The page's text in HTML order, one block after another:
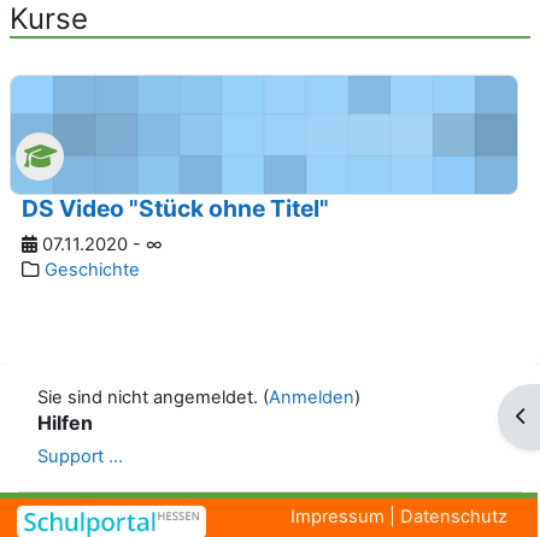
Kurse
DS Video "Stück ohne Titel"
07.11.2020 - ∞
Geschichte
Sie sind nicht angemeldet. (Anmelden)
Hilfen
Support ...
Impressum Datenschutz